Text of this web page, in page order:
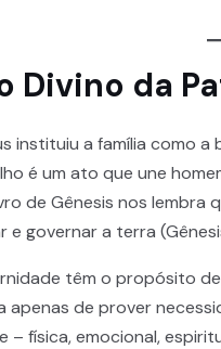
Divino da
instituiu a família como
é um ato que une
de Gênesis nos lembra
governar a terra
têm o propósito
de prover
– física, emocional,